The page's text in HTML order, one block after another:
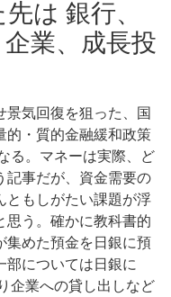
は 銀行、
業、成長投
景気回復を狙った、国
的・質的金融緩和政策
る。マネーは実際、ど
記事だが、資金需要の
ともしがたい課題が浮
思う。確かに教科書的
集めた預金を日銀に預
部については日銀に
企業への貸し出しなど